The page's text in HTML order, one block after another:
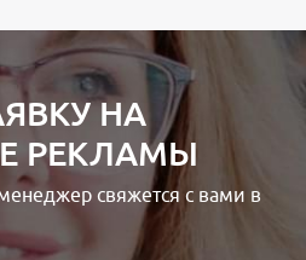
НА
РЕКЛАМЫ
свяжется с вами в